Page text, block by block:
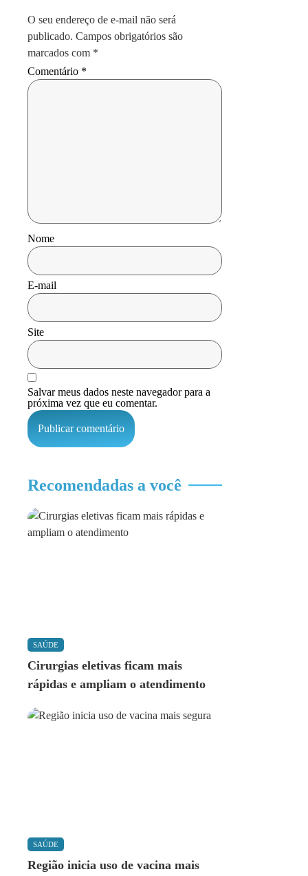
O seu endereço de e-mail não será
publicado. Campos obrigatórios são
marcados com *
Comentário *
Nome
E-mail
Site
Salvar meus dados neste navegador para a
próxima vez que eu comentar.
Recomendadas a você
SAÚDE
Cirurgias eletivas ficam mais
rápidas e ampliam o atendimento
SAÚDE
Região inicia uso de vacina mais